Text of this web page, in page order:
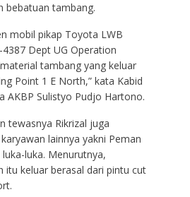
bebatuan tambang.
mobil pikap Toyota LWB
Dept UG Operation
tambang yang keluar
Point 1 E North,” kata Kabid
AKBP Sulistyo Pudjo Hartono.
tewasnya Rikrizal juga
lainnya yakni Peman
luka. Menurutnya,
itu keluar berasal dari pintu cut